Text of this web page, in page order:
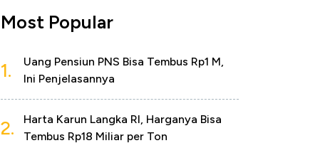
Most Popular
1.
Uang Pensiun PNS Bisa Tembus Rp1 M,
Ini Penjelasannya
2.
Harta Karun Langka RI, Harganya Bisa
Tembus Rp18 Miliar per Ton